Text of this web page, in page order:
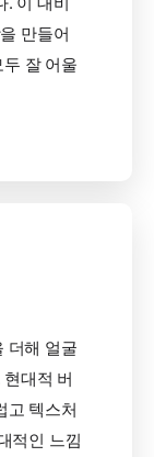
만들어
잘 어울
더해 얼굴
대적 버
고 텍스처
적인 느낌